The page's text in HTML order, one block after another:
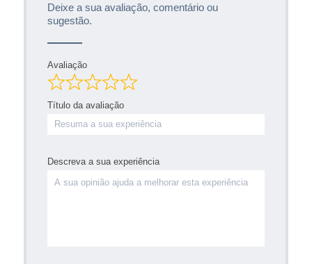
Deixe a sua avaliação, comentário ou
sugestão.
Avaliação
Título da avaliação
Descreva a sua experiência